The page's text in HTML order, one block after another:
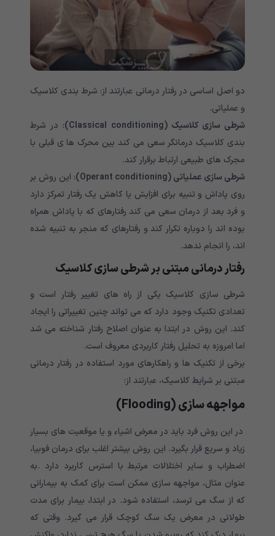
دو اصل اساسی در رفتار درمانی عبارتند از: شرط بندی کلاسیک
و عملیاتی.
شرطی سازی کلاسیک (Classical conditioning)
: در شرط
بندی کلاسیک درمانگر سعی می کند بین محرک ها ی قبلی با
مجرک های طبیعی ارتباط برقرار کند.
شرطی سازی عملیاتی(Operant conditioning)
: این روش بر
روی پاداش و تنبیه برای افزایش یا کاهش یک رفتار تمرکز دارد
و فرد بعد از درمان سعی می کند رفتارهای که با پاداش همراه
بوده اند را دوباره تکرار کند و رفتارهای که منجر به تنبیه شده
اند، را انجام ندهد.
رفتار درمانی مبتنی بر شرطی سازی کلاسیک
شرطی سازی کلاسیک یکی از راه های تغییر رفتار است و
تعدادی تکنیک وجود دارد که می تواند چنین تغییراتی را ایجاد
کند. این روش در ابتدا به عنوان اصلاح رفتار شناخته می شد
اما امروزه به تحلیل رفتار کاربردی معروف است.
برخی از تکنیک ها و راهکارهای مورد استفاده در رفتار درمانی
مبتنی بر شرایط کلاسیک، عبارتند از:
مواجهه سازی(Flooding)
در این روش فرد باید در معرض اشیاء و یا موقعیت های بسیار
زیاد و سریع قرار بگیرد. این روش بیشتر اغلب برای درمان فوبیا،
اضطراب و سایر اختلالات مرتبط با استرس کاربرد دارد .به
عنوان مثال، مواجهه سازی ممکن است برای کمک به بیمارانی
که از سگ می ترسد، استفاده شود. در ابتدا، بیمار برای مدت
طولانی در معرض یک سگ کوچک قرار می گیرد. وقتی که